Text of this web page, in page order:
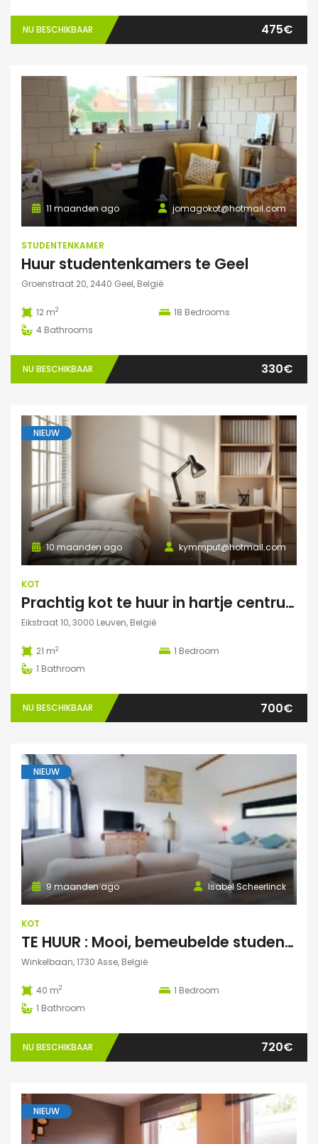
NU BESCHIKBAAR 475€
jomagokot@hotmail.com
11 maanden ago
STUDENTENKAMER
Huur studentenkamers te Geel
Groenstraat 20, 2440 Geel, België
12 m2 18 Bedrooms
4 Bathrooms
NU BESCHIKBAAR 330€
NIEUW
kymmput@hotmail.com
10 maanden ago
KOT
Prachtig kot te huur in hartje centrum Leuven
Eikstraat 10, 3000 Leuven, België
21 m2 1 Bedroom
1 Bathroom
NU BESCHIKBAAR 700€
NIEUW
Isabel Scheerlinck
9 maanden ago
KOT
TE HUUR : Mooi, bemeubelde studentenstudio te Asse
Winkelbaan, 1730 Asse, België
40 m2 1 Bedroom
1 Bathroom
NU BESCHIKBAAR 720€
NIEUW